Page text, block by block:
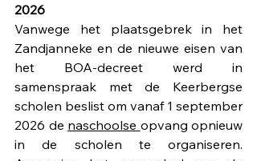
2026
Vanwege het plaatsgebrek in het
Zandjanneke en de nieuwe eisen van
het BOA-decreet werd in
samenspraak met de Keerbergse
scholen beslist om vanaf 1 september
2026 de naschoolse opvang opnieuw
in de scholen te organiseren.